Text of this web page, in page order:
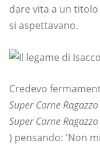
dare vita a un
si aspettavano.
Credevo
Super Carne Ragazzo
Super Carne Ragazzo
) pensando: 'Non